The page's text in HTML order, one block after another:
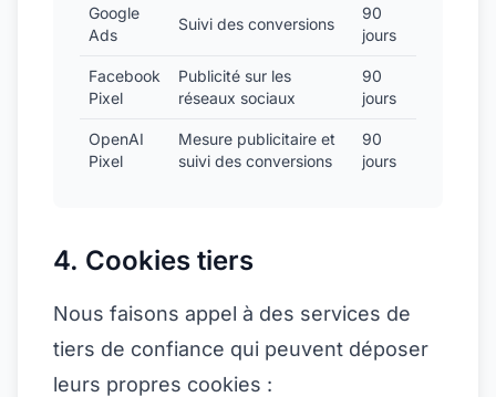
Google
Ads
Suivi des conversions
90
jours
Facebook
Pixel
Publicité sur les
réseaux sociaux
90
jours
OpenAI
Pixel
Mesure publicitaire et
suivi des conversions
90
jours
4. Cookies tiers
Nous faisons appel à des services de
tiers de confiance qui peuvent déposer
leurs propres cookies :